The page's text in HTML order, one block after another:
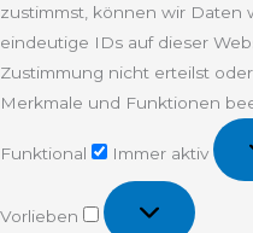
zustimmst, können wir Daten
eindeutige IDs auf dieser
Zustimmung nicht erteilst
Merkmale und Funktionen
Funktional
Immer aktiv
Vorlieben
Vorlieben